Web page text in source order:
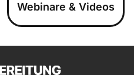
Webinare & Videos